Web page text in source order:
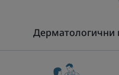
Дерматологични